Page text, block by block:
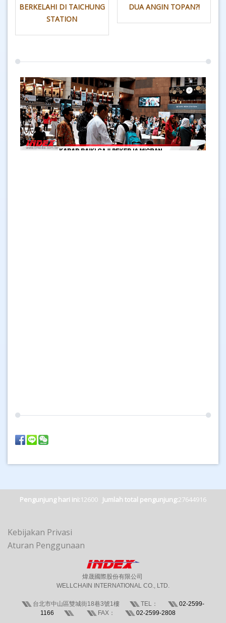
BERKELAHI DI TAICHUNG
STATION
DUA ANGIN TOPAN?!
Pengunjung hari ini:12600 Jumlah total pengunjung:27644916
Kebijakan Privasi
Aturan Penggunaan
煒晟國際股份有限公司
WELLCHAIN INTERNATIONAL CO., LTD.
台北市中山區雙城街18巷3號1樓 TEL：
02-2599-
1166
FAX： 02-2599-2808